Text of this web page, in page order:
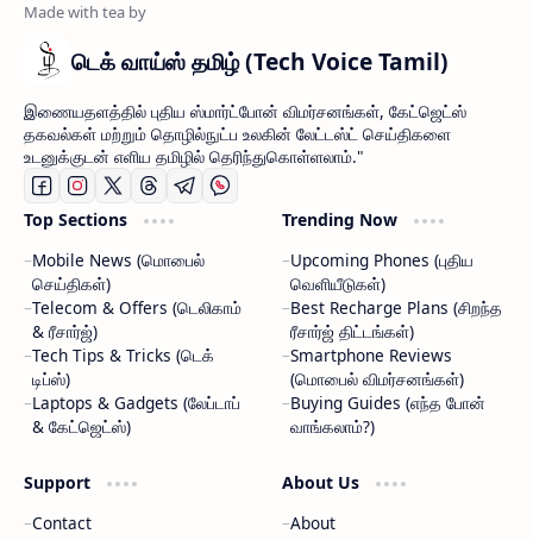
டெக் வாய்ஸ் தமிழ் (Tech Voice Tamil)
இணையதளத்தில் புதிய ஸ்மார்ட்போன் விமர்சனங்கள், கேட்ஜெட்ஸ்
தகவல்கள் மற்றும் தொழில்நுட்ப உலகின் லேட்டஸ்ட் செய்திகளை
உடனுக்குடன் எளிய தமிழில் தெரிந்துகொள்ளலாம்."
Top Sections
Mobile News (மொபைல்
செய்திகள்)
Telecom & Offers (டெலிகாம்
& ரீசார்ஜ்)
Tech Tips & Tricks (டெக்
டிப்ஸ்)
Laptops & Gadgets (லேப்டாப்
& கேட்ஜெட்ஸ்)
Trending Now
Upcoming Phones (புதிய
வெளியீடுகள்)
Best Recharge Plans (சிறந்த
ரீசார்ஜ் திட்டங்கள்)
Smartphone Reviews
(மொபைல் விமர்சனங்கள்)
Buying Guides (எந்த போன்
வாங்கலாம்?)
Support
Contact
About Us
About